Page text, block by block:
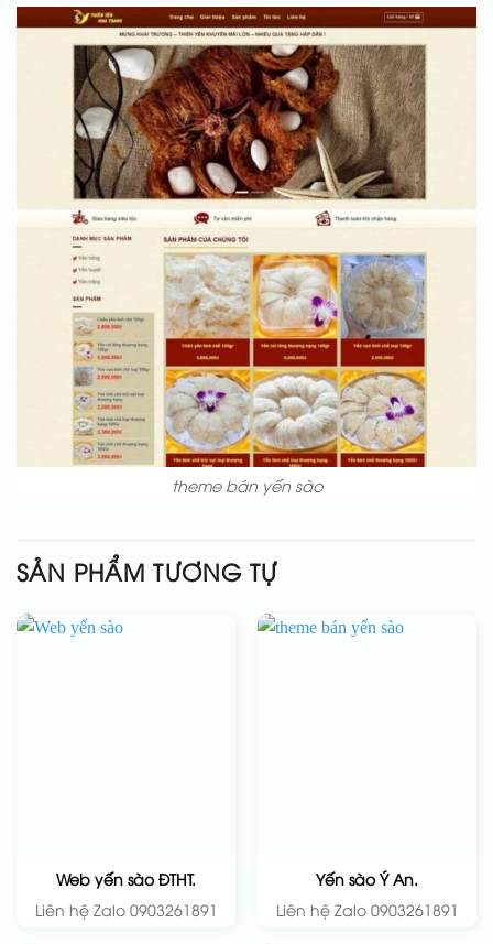
theme bán yến sào
SẢN PHẨM TƯƠNG TỰ
Web yến sào ĐTHT.
Liên hệ Zalo 0903261891
Yến sào Ý An.
Liên hệ Zalo 0903261891